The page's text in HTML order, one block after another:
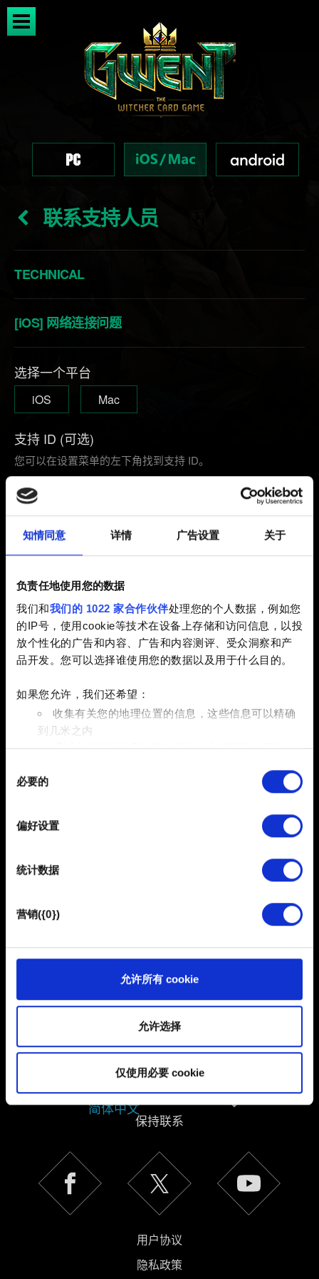
知情同意 详情 广告设置 关于
负责任地使用您的数据
我们和我们的 1022 家合作伙伴处理您的个人数据，例如您
的IP号，使用cookie等技术在设备上存储和访问信息，以投
放个性化的广告和内容、广告和内容测评、受众洞察和产
品开发。您可以选择谁使用您的数据以及用于什么目的。
如果您允许，我们还希望：
收集有关您的地理位置的信息，这些信息可以精确
到几米之内
通过主动扫描特定特征（指纹）来识别您的设备
查找有关您的个人数据如何处理的更多信息，
并设置您的首选项。您可随时从Cookie声明中更改或撤回
部分需要使用 Cookies 的是为了让网站功能可用，而另一
馈，以便网站将更好地服务于您。例如帮助我们在社交媒
也可能与我们的合作伙伴分享我们的 Cookie 片段。但是，
使用所有这些非强制性的 Cookie 都需要提前获取您的许
您可以在下面的"设置"菜单中找到有关我们使用 Cookie 的
其中的内容并准备好继续，请点击"确定"。
必要的
偏好设置
统计数据
营销({0})
允许所有 cookie
允许选择
仅使用必要 cookie
联系支持人员
TECHNICAL
[iOS] 网络连接问题
选择一个平台
iOS Mac
支持 ID (可选)
您可以在设置菜单的左下角找到支持 ID。
电子邮件（请不要输入错别字！）
问题的简短描述
添加文件
Information about your personal data
简体中文
保持联系
用户协议
隐私政策